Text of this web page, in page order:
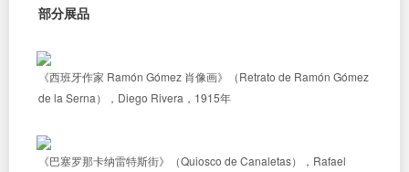
部分展品
《西班牙作家 Ramón Gómez 肖像画》（Retrato de Ramón Gómez
de la Serna），Diego Rivera，1915年
《巴塞罗那卡纳雷特斯街》（Quiosco de Canaletas），Rafael